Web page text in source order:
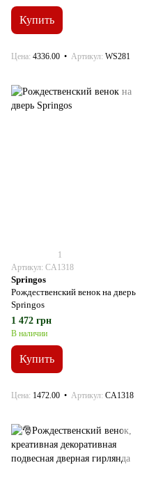
Купить
Цена 4336.00 Артикул WS281
1
Артикул: CA1318
Springos
Рождественский венок на дверь
Springos
1 472 грн
В наличии
Купить
Цена 1472.00 Артикул CA1318